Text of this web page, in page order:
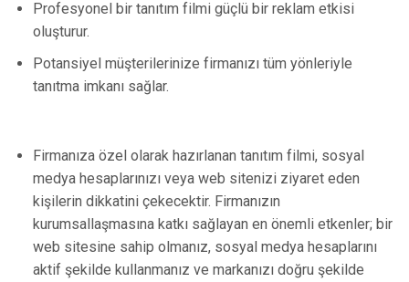
Profesyonel bir tanıtım filmi güçlü bir reklam etkisi
oluşturur.
Potansiyel müşterilerinize firmanızı tüm yönleriyle
tanıtma imkanı sağlar.
Firmanıza özel olarak hazırlanan tanıtım filmi, sosyal
medya hesaplarınızı veya web sitenizi ziyaret eden
kişilerin dikkatini çekecektir. Firmanızın
kurumsallaşmasına katkı sağlayan en önemli etkenler; bir
web sitesine sahip olmanız, sosyal medya hesaplarını
aktif şekilde kullanmanız ve markanızı doğru şekilde